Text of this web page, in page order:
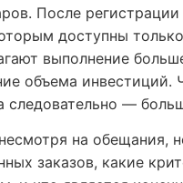
После
доступны
выполнение
объема
следовательно —
на обещания,
заказов, какие